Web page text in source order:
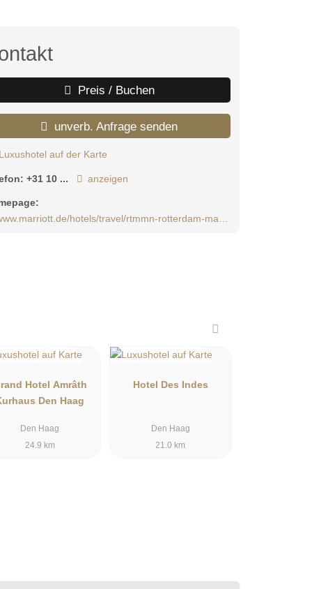
Preis / Buchen
unverb. Anfrage senden
Luxushotel auf der Karte
+31 10 ... anzeigen
hotels/travel/rtmmn-rotterdam-marriott-hotel
Hotel Amrâth
Den Haag
Den Haag
24.9 km
Hotel Des Indes
Den Haag
21.0 km